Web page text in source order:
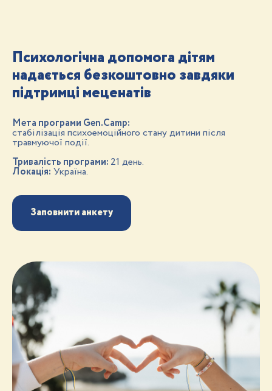
Психологічна допомога дітям
надається безкоштовно завдяки
підтримці меценатів
Мета програми Gen.Camp:
стабілізація психоемоційного стану дитини після
травмуючої події.
Тривалість програми: 21 день.
Локація: Україна.
Заповнити анкету